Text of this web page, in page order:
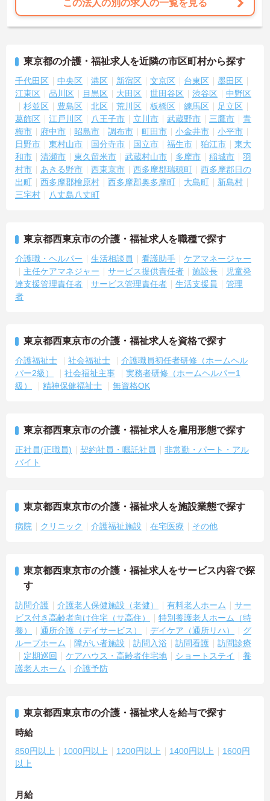
この法人の別の求人の一覧を見る
東京都の介護・福祉求人を近隣の市区町村から探す
千代田区 中央区 港区 新宿区 文京区 台東区
墨田区
江東区
品川区 目黒区 大田区 世田谷区 渋谷区
中野区
杉並区
豊島区 北区 荒川区 板橋区 練馬区
足立区
葛飾区
江戸川区 八王子市 立川市 武蔵野市 三鷹市
青
梅市
府中市 昭島市 調布市 町田市 小金井市
小平市
日野市
東村山市 国分寺市 国立市 福生市 狛江市
東大
和市
清瀬市 東久留米市 武蔵村山市 多摩市 稲城市
羽
村市
あきる野市 西東京市 西多摩郡瑞穂町
西多摩郡日の
出町
西多摩郡檜原村 西多摩郡奥多摩町 大島町
新島村
三宅村
八丈島八丈町
東京都西東京市の介護・福祉求人を職種で探す
介護職・ヘルパー 生活相談員 看護助手
ケアマネージャー
主任ケアマネジャー
サービス提供責任者 施設長
児童発
達支援管理責任者
サービス管理責任者 生活支援員
管理
者
東京都西東京市の介護・福祉求人を資格で探す
介護福祉士 社会福祉士
介護職員初任者研修（ホームヘル
パー2級）
社会福祉主事
実務者研修（ホームヘルパー1
級）
精神保健福祉士 無資格OK
東京都西東京市の介護・福祉求人を雇用形態で探す
正社員(正職員) 契約社員・嘱託社員
非常勤・パート・アル
バイト
東京都西東京市の介護・福祉求人を施設業態で探す
病院 クリニック 介護福祉施設 在宅医療 その他
東京都西東京市の介護・福祉求人をサービス内容で探
す
訪問介護 介護老人保健施設（老健） 有料老人ホーム
サー
ビス付き高齢者向け住宅（サ高住）
特別養護老人ホーム（特
養）
通所介護（デイサービス） デイケア（通所リハ）
グ
ループホーム
障がい者施設 訪問入浴 訪問看護
訪問診療
定期巡回
ケアハウス・高齢者住宅地 ショートステイ
養
護老人ホーム
介護予防
東京都西東京市の介護・福祉求人を給与で探す
時給
850円以上 1000円以上 1200円以上 1400円以上
1600円
以上
月給